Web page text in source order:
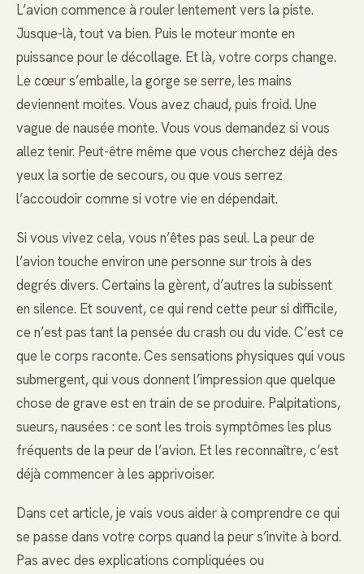
L’avion commence à rouler lentement vers la piste.
Jusque-là, tout va bien. Puis le moteur monte en
puissance pour le décollage. Et là, votre corps change.
Le cœur s’emballe, la gorge se serre, les mains
deviennent moites. Vous avez chaud, puis froid. Une
vague de nausée monte. Vous vous demandez si vous
allez tenir. Peut-être même que vous cherchez déjà des
yeux la sortie de secours, ou que vous serrez
l’accoudoir comme si votre vie en dépendait.
Si vous vivez cela, vous n’êtes pas seul. La peur de
l’avion touche environ une personne sur trois à des
degrés divers. Certains la gèrent, d’autres la subissent
en silence. Et souvent, ce qui rend cette peur si difficile,
ce n’est pas tant la pensée du crash ou du vide. C’est ce
que le corps raconte. Ces sensations physiques qui vous
submergent, qui vous donnent l’impression que quelque
chose de grave est en train de se produire. Palpitations,
sueurs, nausées : ce sont les trois symptômes les plus
fréquents de la peur de l’avion. Et les reconnaître, c’est
déjà commencer à les apprivoiser.
Dans cet article, je vais vous aider à comprendre ce qui
se passe dans votre corps quand la peur s’invite à bord.
Pas avec des explications compliquées ou